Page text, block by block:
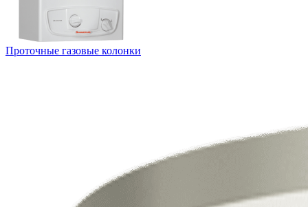
Проточные газовые колонки